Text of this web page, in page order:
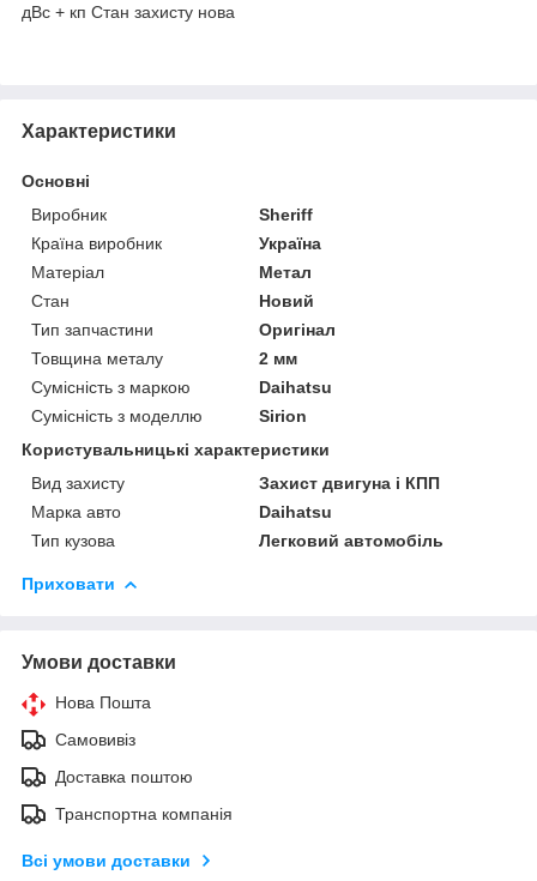
дВс + кп Стан захисту нова
Характеристики
Основні
Виробник
Sheriff
Країна виробник
Україна
Матеріал
Метал
Стан
Новий
Тип запчастини
Оригінал
Товщина металу
2 мм
Сумісність з маркою
Daihatsu
Сумісність з моделлю
Sirion
Користувальницькі характеристики
Вид захисту
Захист двигуна і КПП
Марка авто
Daihatsu
Тип кузова
Легковий автомобіль
Приховати
Умови доставки
Нова Пошта
Самовивіз
Доставка поштою
Транспортна компанія
Всі умови доставки